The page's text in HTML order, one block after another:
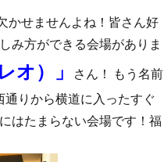
かせませんよね！皆さん好
み方ができる会場がありま
オ）」
さん！ もう名前
りから横道に入ったすぐ
はたまらない会場です！福